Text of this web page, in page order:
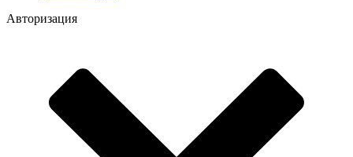
Авторизация